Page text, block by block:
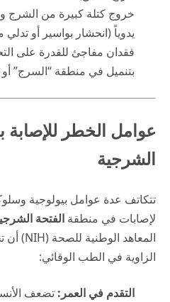
خروج كتلة كبيرة من الشرج
يدوياً (انحشار بواسير أو
فقدان مفاجئ للقدرة على
بتنميل في منطقة “السرج”
عوامل الخطر للإصابة
الشرجية
تتكاتف عدة عوامل بيولوجية
لإصابات في منطقة الفتحة
المعاهد الوطنية للصحة (NIH) أن
الزاوية في الطب الوقائي:
التقدم في العمر: تضعف